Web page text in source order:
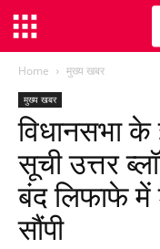
Home मुख्य खबर
मुख्य खबर
विधानसभा के
सूची उत्तर
बंद लिफाफे में
सौंपी